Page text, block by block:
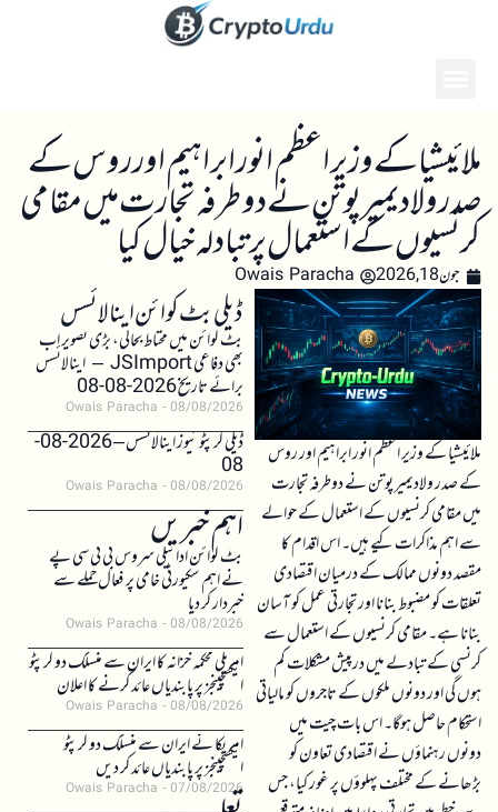
ملائیشیا کے وزیر اعظم انور ابراہیم اور روس کے
صدر ولادیمیر پوتن نے دوطرفہ تجارت میں مقامی
کرنسیوں کے استعمال پر تبادلہ خیال کیا
جون 18, 2026 Owais Paracha
ملائیشیا کے وزیر اعظم انور ابراہیم اور روس
کے صدر ولادیمیر پوتن نے دوطرفہ تجارت
میں مقامی کرنسیوں کے استعمال کے حوالے
سے اہم مذاکرات کیے ہیں۔ اس اقدام کا
مقصد دونوں ممالک کے درمیان اقتصادی
تعلقات کو مضبوط بنانا اور تجارتی عمل کو آسان
بنانا ہے۔ مقامی کرنسیوں کے استعمال سے
کرنسی کے تبادلے میں درپیش مشکلات کم
ہوں گی اور دونوں ملکوں کے تاجروں کو مالیاتی
استحکام حاصل ہوگا۔ اس بات چیت میں
دونوں رہنماؤں نے اقتصادی تعاون کو
بڑھانے کے مختلف پہلوؤں پر غور کیا، جس
ڈیلی بٹ کوائن اینالائسس
بٹ کوائن میں محتاط بحالی، بڑی تصویر اب
بھی دفاعی JSImport – اینالائسس
برائے تاریخ 2026-08-08
Owais Paracha 08/08/2026
ڈیلی کرپٹو نیوز اینالائسس – 2026-08-
08
Owais Paracha 08/08/2026
اہم خبریں
بٹ کوائن ادائیگی سروس بی ٹی سی پے
نے اہم سکیورٹی خامی پر فعال حملے سے
خبردار کر دیا
Owais Paracha 08/08/2026
امریکی محکمہ خزانہ کا ایران سے منسلک دو کرپٹو
ایکسچینجز پر پابندیاں عائد کرنے کا اعلان
Owais Paracha 08/08/2026
امریکا نے ایران سے منسلک دو کرپٹو
ایکسچینجز پر پابندیاں عائد کر دیں
Owais Paracha 07/08/2026